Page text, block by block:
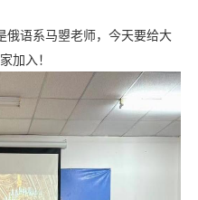
俄语系马曌老师，今天要给大
加入！